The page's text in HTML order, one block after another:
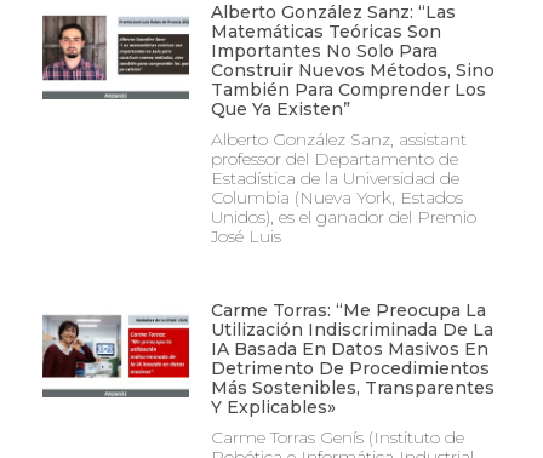
Alberto González Sanz: “Las
Matemáticas Teóricas Son
Importantes No Solo Para
Construir Nuevos Métodos, Sino
También Para Comprender Los
Que Ya Existen”
Alberto González Sanz, assistant
professor del Departamento de
Estadística de la Universidad de
Columbia (Nueva York, Estados
Unidos), es el ganador del Premio
José Luis
Carme Torras: “Me Preocupa La
Utilización Indiscriminada De La
IA Basada En Datos Masivos En
Detrimento De Procedimientos
Más Sostenibles, Transparentes
Y Explicables»
Carme Torras Genís (Instituto de